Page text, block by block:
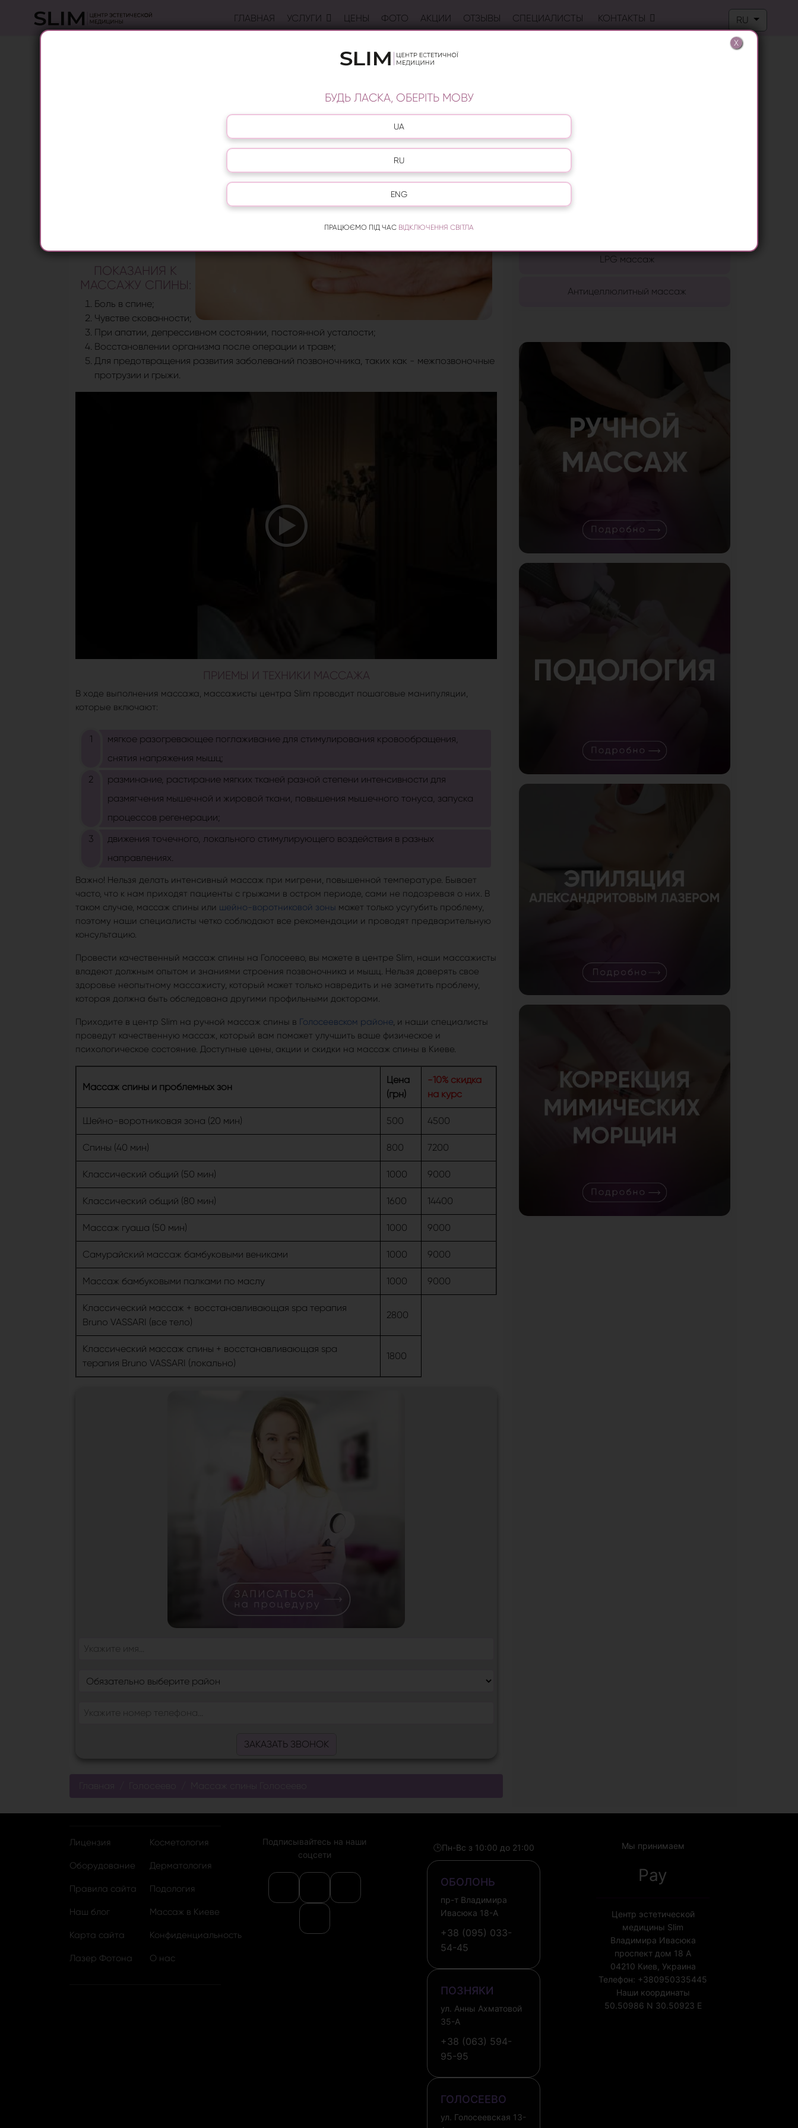
ГЛАВНАЯ УСЛУГИ ЦЕНЫ ФОТО АКЦИИ ОТЗЫВЫ СПЕЦИАЛИСТЫ КОНТАКТЫ Выберите язык
RU
МАССАЖ СПИНЫ НА ГОЛОСЕЕВО
ПОКАЗАНИЯ К
МАССАЖУ СПИНЫ:
Боль в спине;
Чувстве скованности;
При апатии, депрессивном состоянии, постоянной усталости;
Восстановлении организма после операции и травм;
Для предотвращения развития заболеваний позвоночника, таких как - межпозвоночные
протрузии и грыжи.
ПРИЕМЫ И ТЕХНИКИ МАССАЖА
В ходе выполнения массажа, массажисты центра Slim проводит пошаговые манипуляции,
которые включают:
мягкое разогревающее поглаживание для стимулирования кровообращения,
снятия напряжения мышц;
разминание, растирание мягких тканей разной степени интенсивности для
размягчения мышечной и жировой ткани, повышения мышечного тонуса, запуска
процессов регенерации;
движения точечного, локального стимулирующего воздействия в разных
направлениях.
Важно! Нельзя делать интенсивный массаж при мигрени, повышенной температуре. Бывает
часто, что к нам приходят пациенты с грыжами в остром периоде, сами не подозревая о них. В
таком случае, массаж спины или шейно-воротниковой зоны может только усугубить проблему,
поэтому наши специалисты четко соблюдают все рекомендации и проводят предварительную
консультацию.
Провести качественный массаж спины на Голосеево, вы можете в центре Slim, наши массажисты
владеют должным опытом и знаниями строения позвоночника и мышц. Нельзя доверять свое
здоровье неопытному массажисту, который может только навредить и не заметить проблему,
которая должна быть обследована другими профильными докторами.
Приходите в центр Slim на ручной массаж спины в Голосеевском районе, и наши специалисты
проведут качественную массаж, который вам поможет улучшить ваше физическое и
психологическое состояние. Доступные цены, акции и скидки на массаж спины в Киеве.
Массаж спины и проблемных зон
Цена
(грн)
-10% скидка
на курс
Шейно-воротниковая зона (20 мин) 500 4500
Спины (40 мин) 800 7200
Классический общий (50 мин) 1000 9000
Классический общий (80 мин) 1600 14400
Массаж гуаша (50 мин) 1000 9000
Самурайский массаж бамбуковыми вениками 1000 9000
Массаж бамбуковыми палками по маслу 1000 9000
Классический массаж + восстанавливающая spa терапия
Bruno VASSARI (все тело)
2800
Классический массаж спины + восстанавливающая spa
терапия Bruno VASSARI (локально)
1800
ЗАКАЗАТЬ ЗВОНОК
Главная Массаж спины Голосеево
LPG массаж
Антицеллюлитный массаж
Лицензия
Оборудование
Правила сайта
Наш блог
Карта сайта
Лазер Фотона
Косметология
Дерматология
Подология
Массаж в Киеве
Конфиденциальность
О нас
Подписывайтесь на наши
соцсети
🕒Пн-Вс з 10:00 до 21:00
ОБОЛОНЬ
пр-т Владимира
Ивасюка 18-А
+38 (095) 033-
54-45
ПОЗНЯКИ
ул. Анны Ахматовой
35-А
+38 (063) 594-
95-95
ГОЛОСЕЕВО
ул. Голосеевская 13-
БУДЬ ЛАСКА, ОБЕРІТЬ МОВУ
UA
RU
ENG
ПРАЦЮЄМО ПІД ЧАС ВІДКЛЮЧЕННЯ СВІТЛА
X
Мы принимаем
Pay
Центр эстетической
медицины Slim
Владимира Ивасюка
проспект дом 18 А
04210 Киев, Украина
Телефон: +380950335445
Наши координаты
50.50986 N 30.50923 E